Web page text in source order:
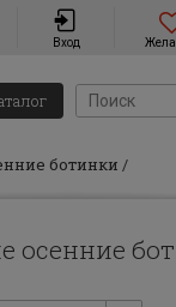
Вход
ботинки
осенние